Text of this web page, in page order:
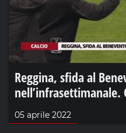
Reggina, sfida al
nell’infrasettimanale.
05 aprile 2022